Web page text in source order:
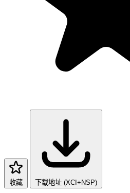
收藏 下载地址 (XCI+NSP)